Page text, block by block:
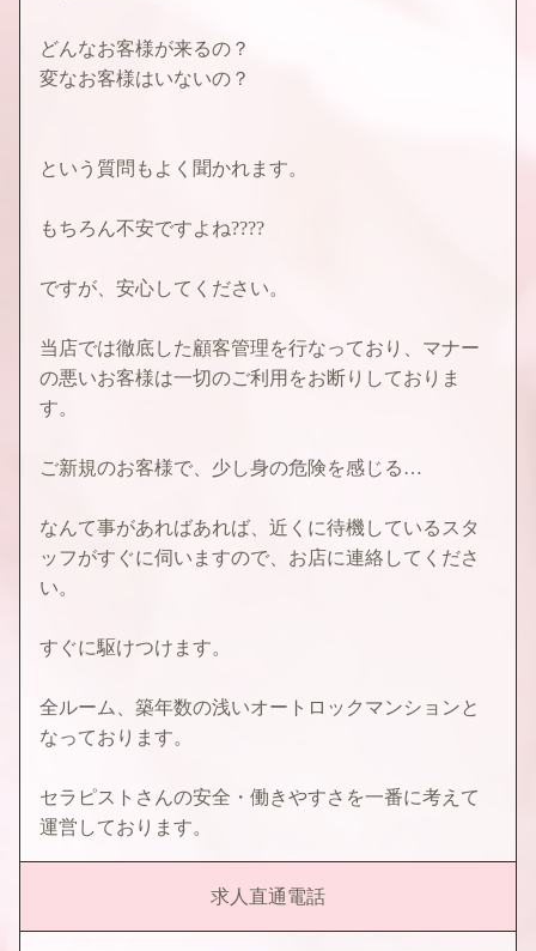
どんなお客様が来るの？
変なお客様はいないの？
という質問もよく聞かれます。
もちろん不安ですよね????
ですが、安心してください。
当店では徹底した顧客管理を行なっており、マナー
の悪いお客様は一切のご利用をお断りしておりま
す。
ご新規のお客様で、少し身の危険を感じる…
なんて事があればあれば、近くに待機しているスタ
ッフがすぐに伺いますので、お店に連絡してくださ
い。
すぐに駆けつけます。
全ルーム、築年数の浅いオートロックマンションと
なっております。
セラピストさんの安全・働きやすさを一番に考えて
運営しております。
求人直通電話